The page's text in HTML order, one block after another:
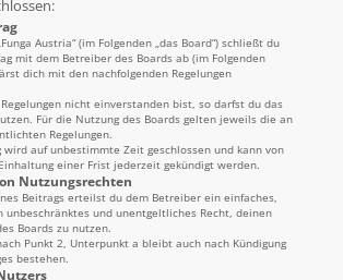
Austria“ (im Folgenden „das Board“) schließt du
mit dem Betreiber des Boards ab (im Folgenden
dich mit den nachfolgenden Regelungen
nicht einverstanden bist, so darfst du das
Für die Nutzung des Boards gelten jeweils die an
Regelungen.
wird auf unbestimmte Zeit geschlossen und kann von
einer Frist jederzeit gekündigt werden.
Nutzungsrechten
Beitrags erteilst du dem Betreiber ein einfaches,
und unentgeltliches Recht, deinen
Boards zu nutzen.
Punkt 2, Unterpunkt a bleibt auch nach Kündigung
bestehen.